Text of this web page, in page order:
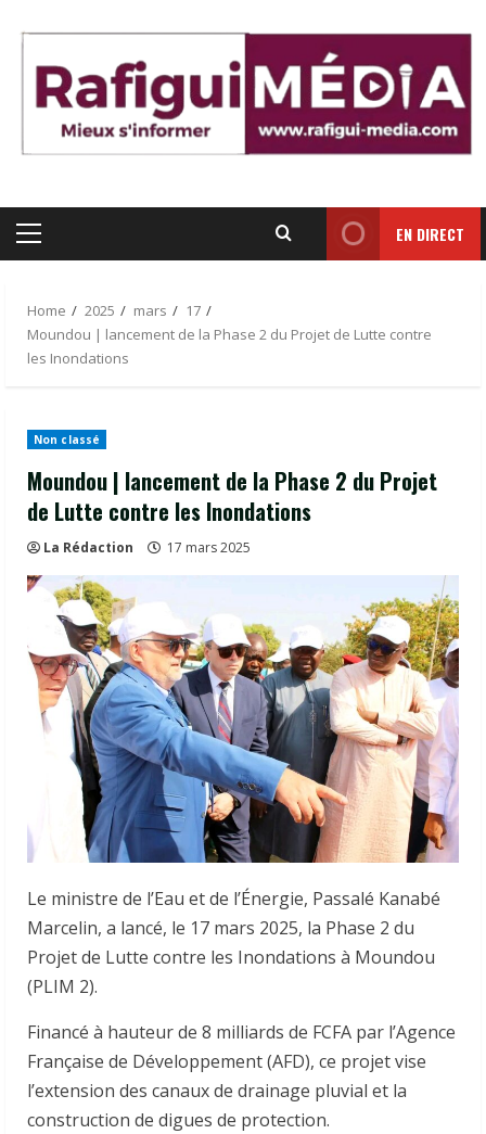
content
Primary
EN DIRECT
Home 2025 mars
17
Moundou | lancement de la Phase 2 du Projet de Lutte contre
les Inondations
Non classé
Moundou | lancement de la Phase 2 du Projet
de Lutte contre les Inondations
La Rédaction 17 mars 2025
Le ministre de l’Eau et de l’Énergie, Passalé Kanabé
Marcelin, a lancé, le 17 mars 2025, la Phase 2 du
Projet de Lutte contre les Inondations à Moundou
(PLIM 2).
Financé à hauteur de 8 milliards de FCFA par l’Agence
Française de Développement (AFD), ce projet vise
l’extension des canaux de drainage pluvial et la
construction de digues de protection.